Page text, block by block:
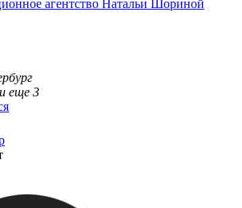
агентство Натальи Шориной
и еще 3